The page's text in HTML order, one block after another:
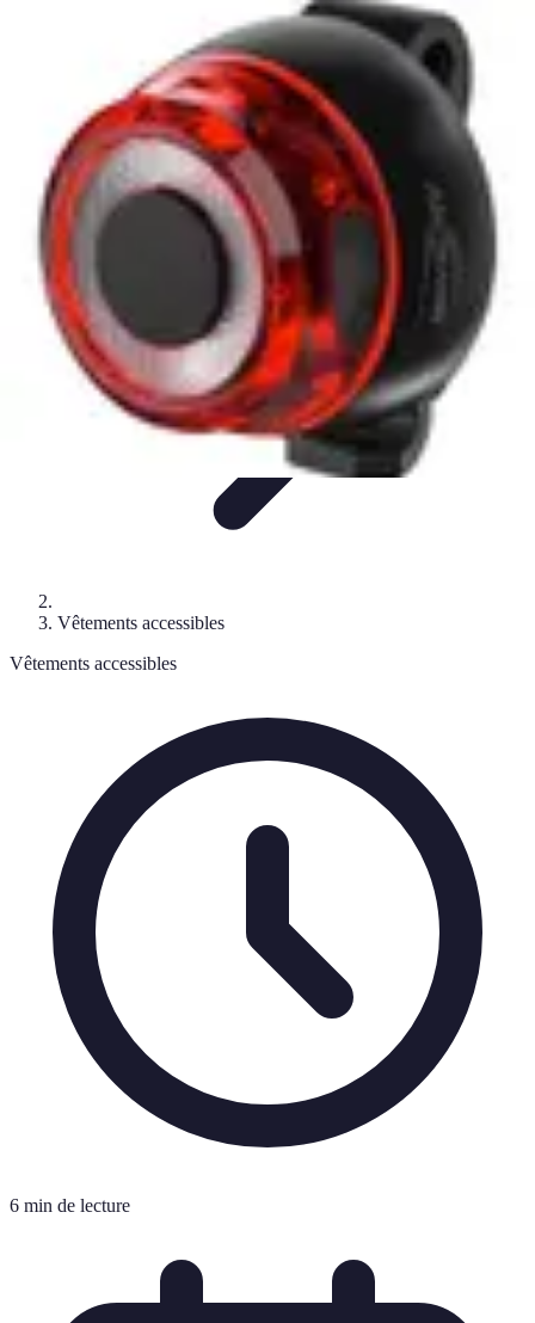
Compréhension de l'accessibilitéAccessibilitéGuides pratiques
Mode Accessible
Shopping Accessible
Vêtements accessibles
Vêtements accessibles
6 min de lecture